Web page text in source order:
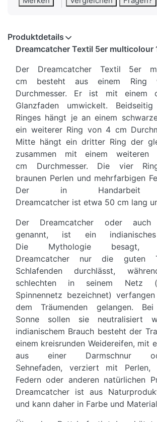
Produktdetails
Dreamcatcher Textil 5er multicolour
Der Dreamcatcher Textil 5er
cm besteht aus einem Ring
Durchmesser. Er ist mit einem
Glanzfaden umwickelt.
Ringes hängt je an einem
ein weiterer Ring von 4 cm
Mitte hängt ein dritter Ring der
zusammen mit einem
cm Durchmesser. Die vier
braunen Perlen und mehrfarbigen
Der in Handarbeit
Dreamcatcher ist etwa 50 cm lang
Der Dreamcatcher oder auch
genannt, ist ein
Die Mythologie besagt,
Dreamcatcher nur die guten
Schlafenden durchlässt,
schlechten in seinem Netz
Spinnennetz bezeichnet)
dem Träumenden gelangen. Bei
Sonne sollen sie neutralisiert
indianischem Brauch besteht der
einem kreisrunden Weidereifen, mit
aus einer Darmschnur
Sehnefaden, verziert mit Perlen,
Federn oder anderen natürlichen
Dreamcatcher ist aus
und kann daher in Farbe und